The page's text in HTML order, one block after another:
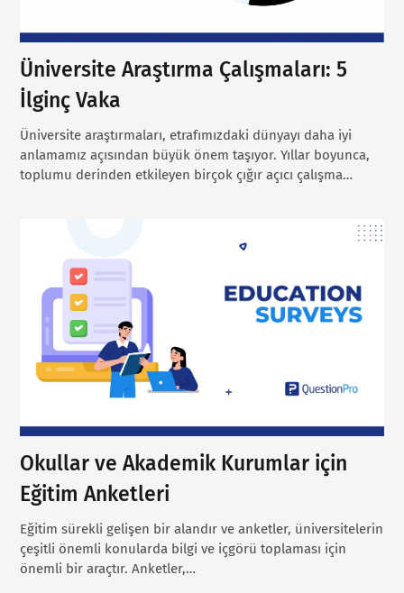
Üniversite Araştırma Çalışmaları: 5
İlginç Vaka
Üniversite araştırmaları, etrafımızdaki dünyayı daha iyi
anlamamız açısından büyük önem taşıyor. Yıllar boyunca,
toplumu derinden etkileyen birçok çığır açıcı çalışma…
Okullar ve Akademik Kurumlar için
Eğitim Anketleri
Eğitim sürekli gelişen bir alandır ve anketler, üniversitelerin
çeşitli önemli konularda bilgi ve içgörü toplaması için
önemli bir araçtır. Anketler,…